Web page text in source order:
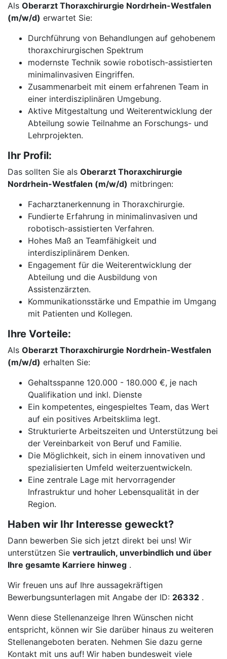
Als Oberarzt Thoraxchirurgie Nordrhein-Westfalen
(m/w/d) erwartet Sie:
Durchführung von Behandlungen auf gehobenem
thoraxchirurgischen Spektrum
modernste Technik sowie robotisch-assistierten
minimalinvasiven Eingriffen.
Zusammenarbeit mit einem erfahrenen Team in
einer interdisziplinären Umgebung.
Aktive Mitgestaltung und Weiterentwicklung der
Abteilung sowie Teilnahme an Forschungs- und
Lehrprojekten.
Ihr Profil:
Das sollten Sie als Oberarzt Thoraxchirurgie
Nordrhein-Westfalen (m/w/d) mitbringen:
Facharztanerkennung in Thoraxchirurgie.
Fundierte Erfahrung in minimalinvasiven und
robotisch-assistierten Verfahren.
Hohes Maß an Teamfähigkeit und
interdisziplinärem Denken.
Engagement für die Weiterentwicklung der
Abteilung und die Ausbildung von
Assistenzärzten.
Kommunikationsstärke und Empathie im Umgang
mit Patienten und Kollegen.
Ihre Vorteile:
Als Oberarzt Thoraxchirurgie Nordrhein-Westfalen
(m/w/d) erhalten Sie:
Gehaltsspanne 120.000 - 180.000 €, je nach
Qualifikation und inkl. Dienste
Ein kompetentes, eingespieltes Team, das Wert
auf ein positives Arbeitsklima legt.
Strukturierte Arbeitszeiten und Unterstützung bei
der Vereinbarkeit von Beruf und Familie.
Die Möglichkeit, sich in einem innovativen und
spezialisierten Umfeld weiterzuentwickeln.
Eine zentrale Lage mit hervorragender
Infrastruktur und hoher Lebensqualität in der
Region.
Haben wir Ihr Interesse geweckt?
Dann bewerben Sie sich jetzt direkt bei uns! Wir
unterstützen Sie vertraulich, unverbindlich und über
Ihre gesamte Karriere hinweg .
Wir freuen uns auf Ihre aussagekräftigen
Bewerbungsunterlagen mit Angabe der ID: 26332 .
Wenn diese Stellenanzeige Ihren Wünschen nicht
entspricht, können wir Sie darüber hinaus zu weiteren
Stellenangeboten beraten. Nehmen Sie dazu gerne
Kontakt mit uns auf! Wir haben bundesweit viele